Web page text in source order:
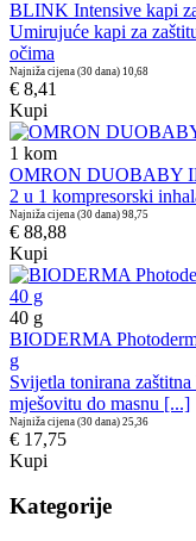
BLINK Intensive kapi
Umirujuće kapi za
očima
Najniža cijena (30 dana) 10,68
€ 8,41
Kupi
1 kom
OMRON DUOBABY
2 u 1 kompresorski
Najniža cijena (30 dana) 98,75
€ 88,88
Kupi
40 g
BIODERMA
g
Svijetla tonirana
mješovitu do masnu [...]
Najniža cijena (30 dana) 25,36
€ 17,75
Kupi
Kategorije